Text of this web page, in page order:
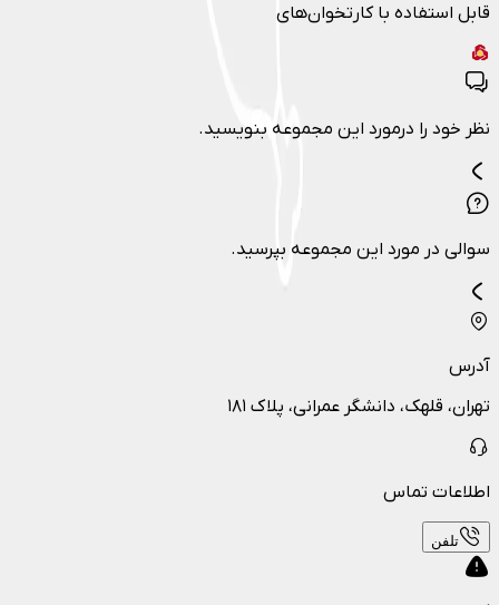
قابل استفاده با کارتخوان‌های
نظر خود را درمورد این مجموعه بنویسید.
سوالی در مورد این مجموعه بپرسید.
آدرس
تهران، قلهک، دانشگر عمرانی، پلاک ۱۸۱
اطلاعات تماس
تلفن